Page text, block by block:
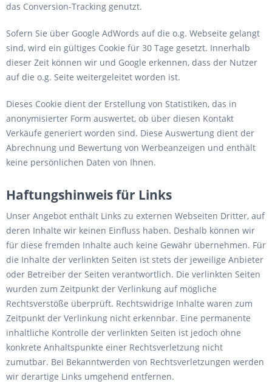
das Conversion-Tracking genutzt.
Sofern Sie über Google AdWords auf die o.g. Webseite gelangt
sind, wird ein gültiges Cookie für 30 Tage gesetzt. Innerhalb
dieser Zeit können wir und Google erkennen, dass der Nutzer
auf die o.g. Seite weitergeleitet worden ist.
Dieses Cookie dient der Erstellung von Statistiken, das in
anonymisierter Form auswertet, ob über diesen Kontakt
Verkäufe generiert worden sind. Diese Auswertung dient der
Abrechnung und Bewertung von Werbeanzeigen und enthält
keine persönlichen Daten von Ihnen.
Haftungshinweis für Links
Unser Angebot enthält Links zu externen Webseiten Dritter, auf
deren Inhalte wir keinen Einfluss haben. Deshalb können wir
für diese fremden Inhalte auch keine Gewähr übernehmen. Für
die Inhalte der verlinkten Seiten ist stets der jeweilige Anbieter
oder Betreiber der Seiten verantwortlich. Die verlinkten Seiten
wurden zum Zeitpunkt der Verlinkung auf mögliche
Rechtsverstöße überprüft. Rechtswidrige Inhalte waren zum
Zeitpunkt der Verlinkung nicht erkennbar. Eine permanente
inhaltliche Kontrolle der verlinkten Seiten ist jedoch ohne
konkrete Anhaltspunkte einer Rechtsverletzung nicht
zumutbar. Bei Bekanntwerden von Rechtsverletzungen werden
wir derartige Links umgehend entfernen.